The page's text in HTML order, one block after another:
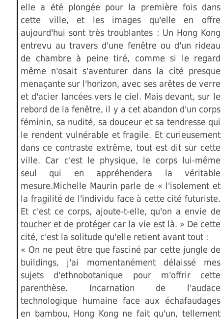
elle a été plongée pour la première fois dans
cette ville, et les images qu'elle en offre
aujourd'hui sont très troublantes : Un Hong Kong
entrevu au travers d'une fenêtre ou d'un rideau
de chambre à peine tiré, comme si le regard
même n'osait s'aventurer dans la cité presque
menaçante sur l'horizon, avec ses arêtes de verre
et d'acier lancées vers le ciel. Mais devant, sur le
rebord de la fenêtre, il y a cet abandon d'un corps
féminin, sa nudité, sa douceur et sa tendresse qui
le rendent vulnérable et fragile. Et curieusement
dans ce contraste extrême, tout est dit sur cette
ville. Car c'est le physique, le corps lui-même
seul qui en appréhendera la véritable
mesure.Michelle Maurin parle de « l'isolement et
la fragilité de l'individu face à cette cité futuriste.
Et c'est ce corps, ajoute-t-elle, qu'on a envie de
toucher et de protéger car la vie est là. » De cette
cité, c'est la solitude qu'elle retient avant tout :
« On ne peut être que fasciné par cette jungle de
buildings, j'ai momentanément délaissé mes
sujets d'ethnobotanique pour m'offrir cette
parenthèse. Incarnation de l'audace
technologique humaine face aux échafaudages
en bambou, Hong Kong ne fait qu'un, tellement